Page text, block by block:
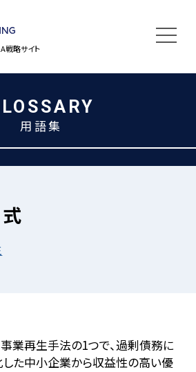
戦略サイト
用語集
業再生手法の1つで、過剰債務に
た中小企業から収益性の高い優